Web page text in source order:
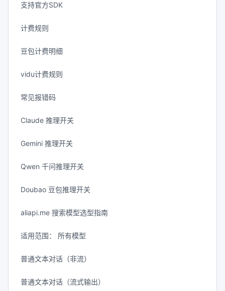
支持官方SDK
计费规则
豆包计费明细
vidu计费规则
常见报错码
Claude 推理开关
Gemini 推理开关
Qwen 千问推理开关
Doubao 豆包推理开关
aliapi.me 搜索模型选型指南
适用范围： 所有模型
普通文本对话（非流）
普通文本对话（流式输出）